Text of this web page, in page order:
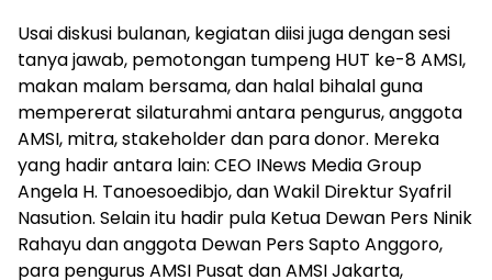
Usai diskusi bulanan, kegiatan diisi juga dengan sesi
tanya jawab, pemotongan tumpeng HUT ke-8 AMSI,
makan malam bersama, dan halal bihalal guna
mempererat silaturahmi antara pengurus, anggota
AMSI, mitra, stakeholder dan para donor. Mereka
yang hadir antara lain: CEO INews Media Group
Angela H. Tanoesoedibjo, dan Wakil Direktur Syafril
Nasution. Selain itu hadir pula Ketua Dewan Pers Ninik
Rahayu dan anggota Dewan Pers Sapto Anggoro,
para pengurus AMSI Pusat dan AMSI Jakarta,